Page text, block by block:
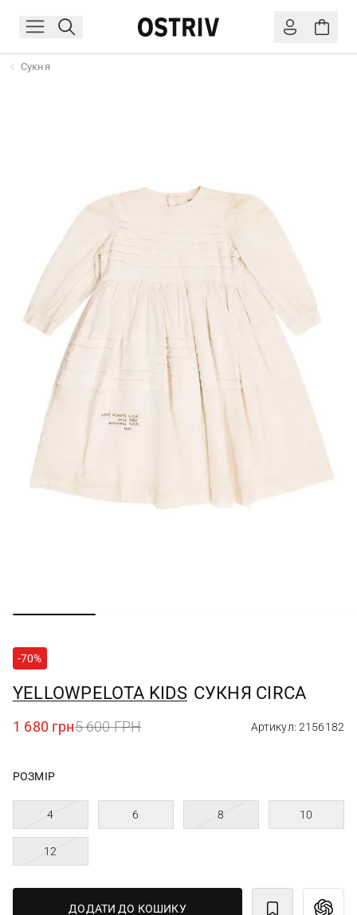
Сукня
-70%
YELLOWPELOTA KIDS СУКНЯ CIRCA
1 680 грн5 600 ГРН Артикул: 2156182
РОЗМІР
4 6 8 10
12
ДОДАТИ ДО КОШИКУ